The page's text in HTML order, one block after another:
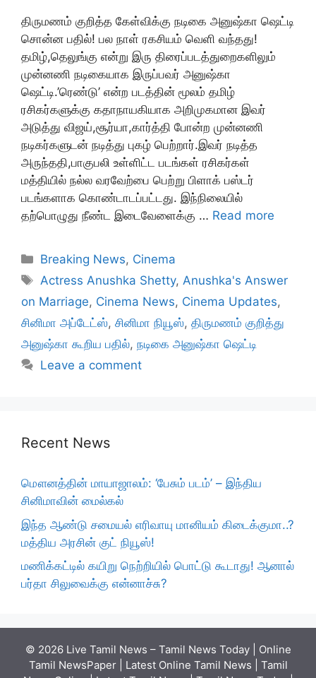
திருமணம் குறித்த கேள்விக்கு நடிகை அனுஷ்கா ஷெட்டி
சொன்ன பதில்! பல நாள் ரகசியம் வெளி வந்தது!
தமிழ்,தெலுங்கு என்று இரு திரைப்படத்துறைகளிலும்
முன்னணி நடிகையாக இருப்பவர் அனுஷ்கா
ஷெட்டி.’ரெண்டு’ என்ற படத்தின் மூலம் தமிழ்
ரசிகர்களுக்கு கதாநாயகியாக அறிமுகமான இவர்
அடுத்து விஜய்,சூர்யா,கார்த்தி போன்ற முன்னணி
நடிகர்களுடன் நடித்து புகழ் பெற்றார்.இவர் நடித்த
அருந்ததி,பாகுபலி உள்ளிட்ட படங்கள் ரசிகர்கள்
மத்தியில் நல்ல வரவேற்பை பெற்று பிளாக் பஸ்டர்
படங்களாக கொண்டாடப்பட்டது. இந்நிலையில்
தற்பொழுது நீண்ட இடைவேளைக்கு … Read more
Categories
Breaking News, Cinema
Tags
Actress Anushka Shetty,Anushka's Answer
on Marriage, Cinema News, Cinema Updates,
சினிமா அப்டேட்ஸ், சினிமா நியூஸ், திருமணம் குறித்து
அனுஷ்கா கூறிய பதில், நடிகை அனுஷ்கா ஷெட்டி
Leave a comment
Recent News
மௌனத்தின் மாயாஜாலம்: ‘பேசும் படம்’ – இந்திய
சினிமாவின் மைல்கல்
இந்த ஆண்டு சமையல் எரிவாயு மானியம் கிடைக்குமா..?
மத்திய அரசின் குட் நியூஸ்!
மணிக்கட்டில் கயிறு நெற்றியில் பொட்டு கூடாது! ஆனால்
பர்தா சிலுவைக்கு என்னாச்சு?
© 2026 Live Tamil News – Tamil News Today | Online
Tamil NewsPaper | Latest Online Tamil News | Tamil